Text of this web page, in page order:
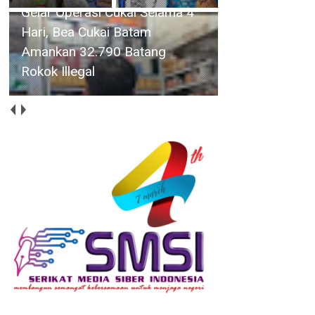
Teknisi Perumda Tirta Mulia
Karimun Perbaiki Pipa yang
Rusak di Jalan Kampung
Harapan